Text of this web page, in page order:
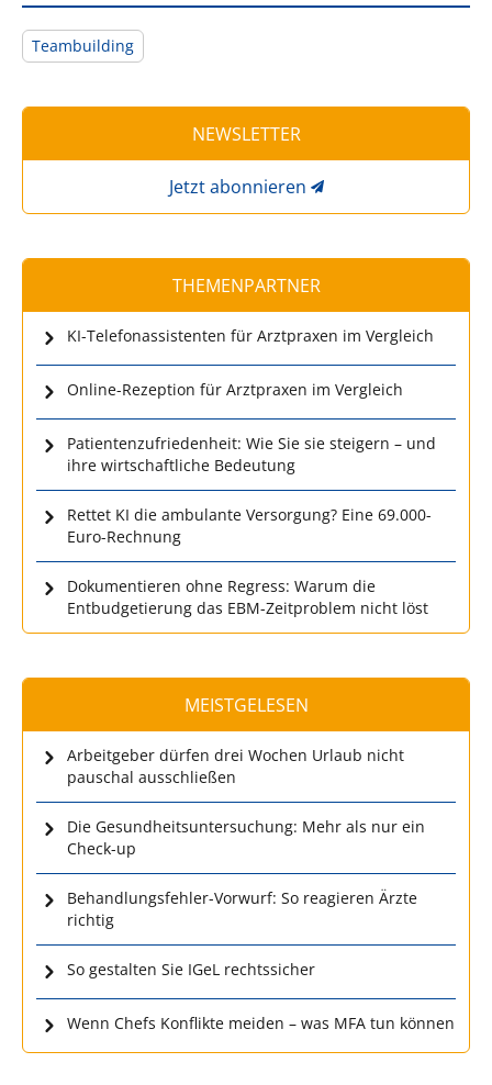
Teambuilding
NEWSLETTER
Jetzt abonnieren
THEMENPARTNER
KI-Telefonassistenten für Arztpraxen im Vergleich
Online-Rezeption für Arztpraxen im Vergleich
Patientenzufriedenheit: Wie Sie sie steigern – und
ihre wirtschaftliche Bedeutung
Rettet KI die ambulante Versorgung? Eine 69.000-
Euro-Rechnung
Dokumentieren ohne Regress: Warum die
Entbudgetierung das EBM-Zeitproblem nicht löst
MEISTGELESEN
Arbeitgeber dürfen drei Wochen Urlaub nicht
pauschal ausschließen
Die Gesundheitsuntersuchung: Mehr als nur ein
Check-up
Behandlungsfehler-Vorwurf: So reagieren Ärzte
richtig
So gestalten Sie IGeL rechtssicher
Wenn Chefs Konflikte meiden – was MFA tun können